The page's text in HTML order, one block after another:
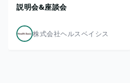
説明会&座談会
株式会社ヘルスベイシス